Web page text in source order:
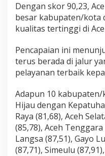
Dengan skor 90,23,
besar kabupaten/kota
kualitas tertinggi di
Pencapaian ini
terus berada di jalur
pelayanan terbaik
Adapun 10
Hijau dengan
Raya (81,68), Aceh
(85,78), Aceh
Langsa (87,51), Gayo
(87,71), Simeulu